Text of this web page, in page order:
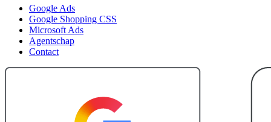
Google Ads
Google Shopping CSS
Microsoft Ads
Agentschap
Contact